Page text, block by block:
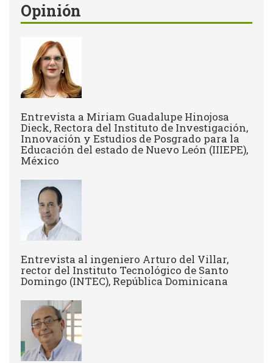
Opinión
Entrevista a Miriam Guadalupe Hinojosa
Dieck, Rectora del Instituto de Investigación,
Innovación y Estudios de Posgrado para la
Educación del estado de Nuevo León (IIIEPE),
México
Entrevista al ingeniero Arturo del Villar,
rector del Instituto Tecnológico de Santo
Domingo (INTEC), República Dominicana